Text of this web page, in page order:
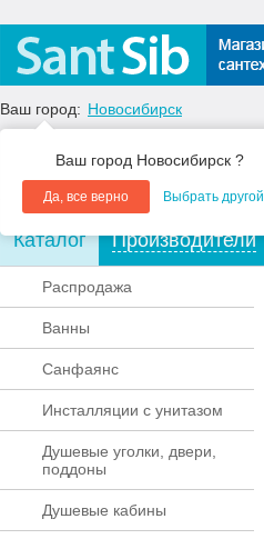
Ваш город: Новосибирск
Ваш город Новосибирск ?
Да, все верно Выбрать другой
О компании Акции
Каталог Производители
Распродажа
Ванны
Санфаянс
Инсталляции с унитазом
Душевые уголки, двери,
поддоны
Душевые кабины